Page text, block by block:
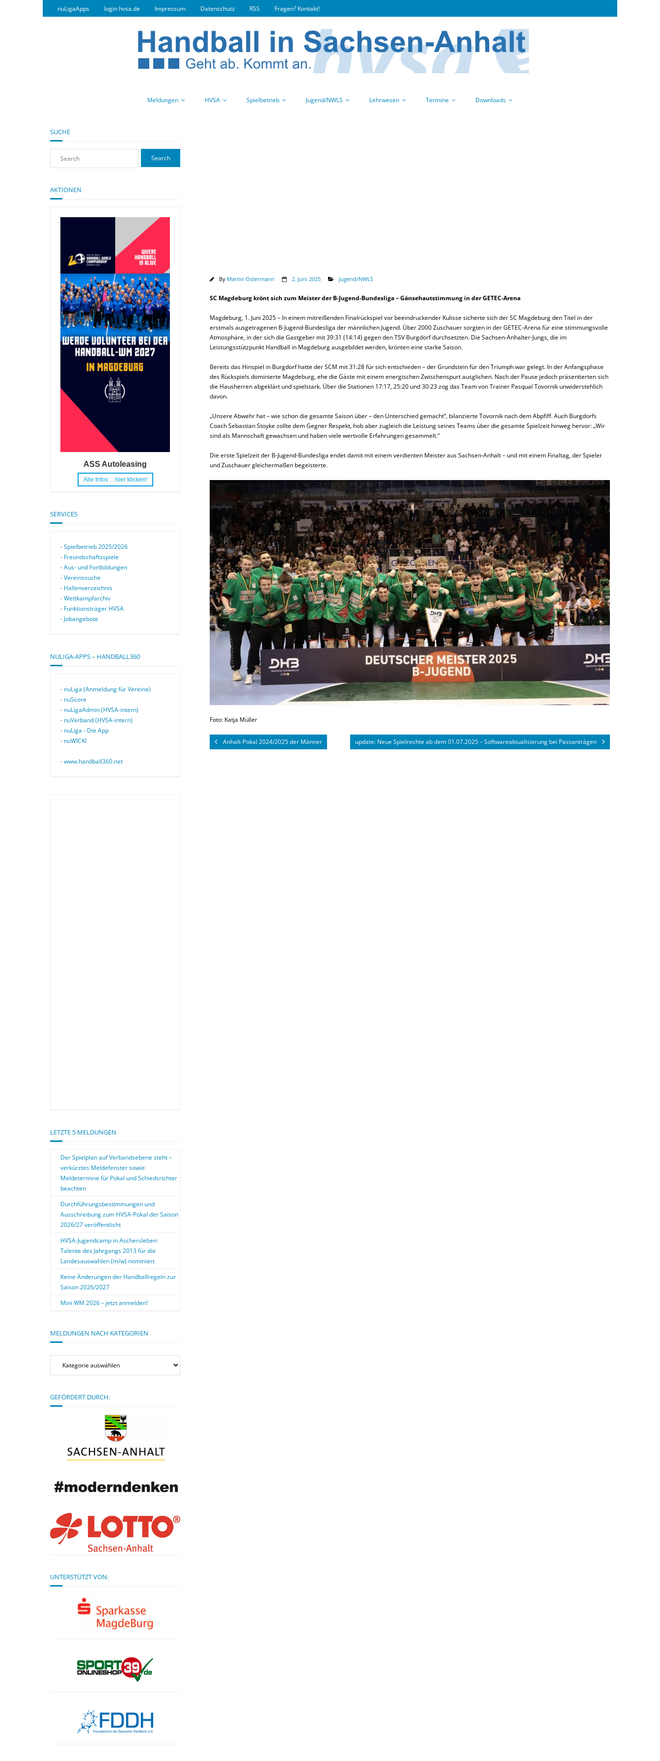
nuLigaApps login hvsa.de Impressum Datenschutz RSS Fragen? Kontakt!
Meldungen HVSA Spielbetrieb Jugend/NWLS Lehrwesen Termine Downloads
By Martin Ostermann 2. Juni 2025 Jugend/NWLS
SC Magdeburg krönt sich zum Meister der B-Jugend-Bundesliga – Gänsehautstimmung in der GETEC-Arena
Magdeburg, 1. Juni 2025 – In einem mitreißenden Finalrückspiel vor beeindruckender Kulisse sicherte sich der SC Magdeburg den Titel in der
erstmals ausgetragenen B-Jugend-Bundesliga der männlichen Jugend. Über 2000 Zuschauer sorgten in der GETEC-Arena für eine stimmungsvolle
Atmosphäre, in der sich die Gastgeber mit 39:31 (14:14) gegen den TSV Burgdorf durchsetzten. Die Sachsen-Anhalter-Jungs, die im
Leistungsstützpunkt Handball in Magdeburg ausgebildet werden, krönten eine starke Saison.
Bereits das Hinspiel in Burgdorf hatte der SCM mit 31:28 für sich entschieden – der Grundstein für den Triumph war gelegt. In der Anfangsphase
des Rückspiels dominierte Magdeburg, ehe die Gäste mit einem energischen Zwischenspurt ausglichen. Nach der Pause jedoch präsentierten sich
die Hausherren abgeklärt und spielstark. Über die Stationen 17:17, 25:20 und 30:23 zog das Team von Trainer Pasqual Tovornik unwiderstehlich
davon.
„Unsere Abwehr hat – wie schon die gesamte Saison über – den Unterschied gemacht“, bilanzierte Tovornik nach dem Abpfiff. Auch Burgdorfs
Coach Sebastian Stoyke zollte dem Gegner Respekt, hob aber zugleich die Leistung seines Teams über die gesamte Spielzeit hinweg hervor: „Wir
sind als Mannschaft gewachsen und haben viele wertvolle Erfahrungen gesammelt.“
Die erste Spielzeit der B-Jugend-Bundesliga endet damit mit einem verdienten Meister aus Sachsen-Anhalt – und mit einem Finaltag, der Spieler
und Zuschauer gleichermaßen begeisterte.
Foto: Katja Müller
Anhalt-Pokal 2024/2025 der Männer update: Neue Spielrechte ab dem 01.07.2025 – Softwareaktualisierung bei Passanträgen
SUCHE
AKTIONEN
ASS Autoleasing
Alle Infos ... hier klicken!
SERVICES
- Spielbetrieb 2025/2026
- Freundschaftsspiele
- Aus- und Fortbildungen
- Vereinssuche
- Hallenverzeichnis
- Wettkampfarchiv
- Funktionsträger HVSA
- Jobangebote
NULIGA-APPS – HANDBALL360
- nuLiga (Anmeldung für Vereine)
- nuScore
- nuLigaAdmin (HVSA-intern)
- nuVerband (HVSA-intern)
- nuLiga - Die App
- nuWICKI
- www.handball360.net
LETZTE 5 MELDUNGEN
Der Spielplan auf Verbandsebene steht –
verkürztes Meldefenster sowie
Meldetermine für Pokal und Schiedsrichter
beachten
Durchführungsbestimmungen und
Ausschreibung zum HVSA-Pokal der Saison
2026/27 veröffentlicht
HVSA-Jugendcamp in Aschersleben:
Talente des Jahrgangs 2013 für die
Landesauswahlen (m/w) nominiert
Keine Änderungen der Handballregeln zur
Saison 2026/2027
Mini WM 2026 – jetzt anmelden!
MELDUNGEN NACH KATEGORIEN
Meldungen
Kategorien
GEFÖRDERT DURCH:
UNTERSTÜTZT VON: